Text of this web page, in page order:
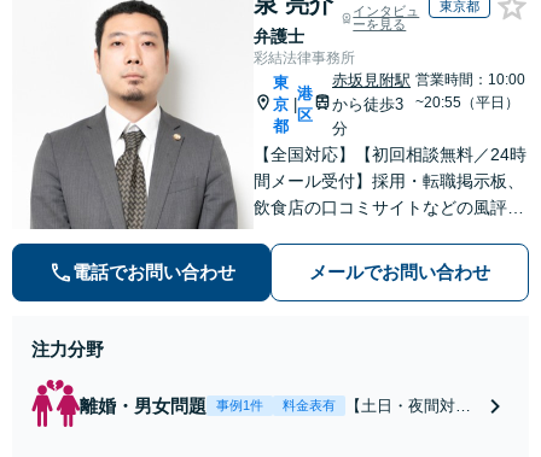
弁護士
インタビュ
ーを見る
東京都
彩結法律事務所
東
京
都
港
区
赤坂見附駅
から徒歩3
分
営業時間：10:00
~20:55（平日）
【全国対応】【初回相談無料／24時
間メール受付】採用・転職掲示板、
飲食店の口コミサイトなどの風評被
の種類を問わず相談可。可能な限り
早期対応で駆けつけサポート【労
電話でお問い合わせ メールでお問い合わせ
注力分野
離婚・男女問題 事例1件 料金表有
【土日・夜間対応